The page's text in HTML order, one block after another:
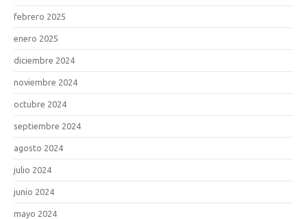
febrero 2025
enero 2025
diciembre 2024
noviembre 2024
octubre 2024
septiembre 2024
agosto 2024
julio 2024
junio 2024
mayo 2024